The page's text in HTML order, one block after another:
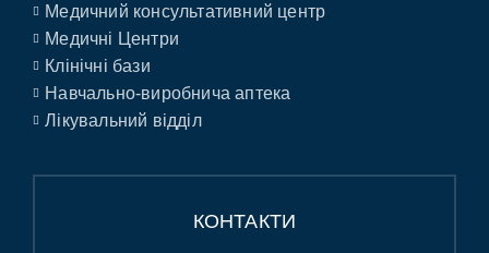
Медичний консультативний центр
Медичні Центри
Клінічні бази
Навчально-виробнича аптека
Лікувальний відділ
КОНТАКТИ